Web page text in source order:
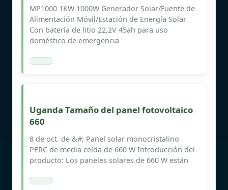
MP1000 1KW 1000W Generador Solar/Fuente de
Alimentación Móvil/Estación de Energía Solar
Con batería de litio 22,2V 45ah para uso
doméstico de emergencia
Uganda Tamaño del panel fotovoltaico
660
8 de oct. de &#; Panel solar monocristalino
PERC de media celda de 660 W Introducción del
producto: Los paneles solares de 660 W están